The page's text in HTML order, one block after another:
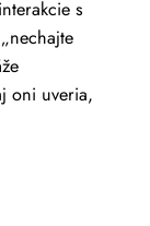
s
oni uveria,